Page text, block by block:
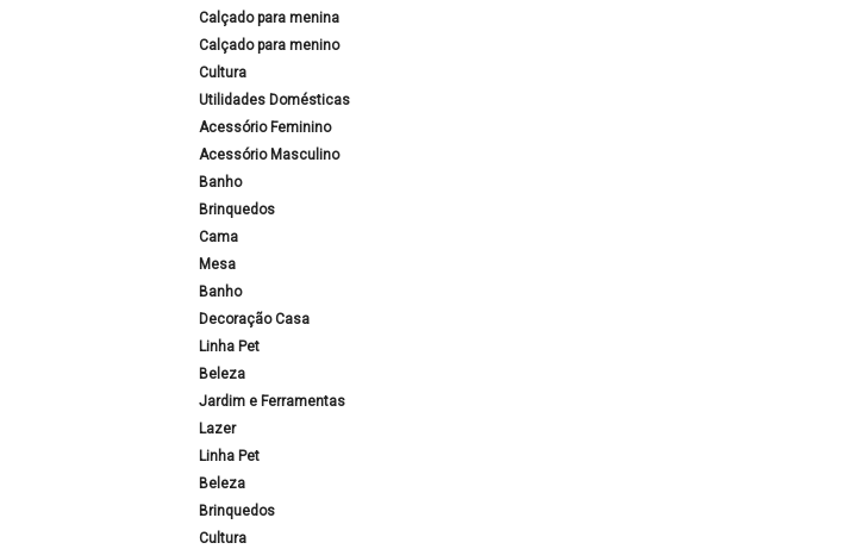
Calçado para menina
Calçado para menino
Cultura
Utilidades Domésticas
Acessório Feminino
Acessório Masculino
Banho
Brinquedos
Cama
Mesa
Banho
Decoração Casa
Linha Pet
Beleza
Jardim e Ferramentas
Lazer
Linha Pet
Beleza
Brinquedos
Cultura